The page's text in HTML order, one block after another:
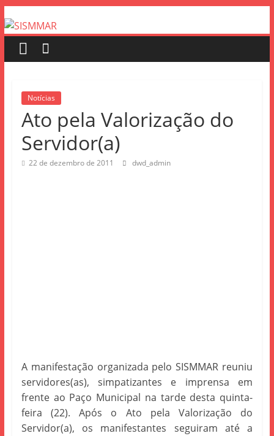
Notícias
Ato pela Valorização do
Servidor(a)
22 de dezembro de 2011 dwd_admin
A manifestação organizada pelo SISMMAR reuniu
servidores(as), simpatizantes e imprensa em
frente ao Paço Municipal na tarde desta quinta-
feira (22). Após o Ato pela Valorização do
Servidor(a), os manifestantes seguiram até a